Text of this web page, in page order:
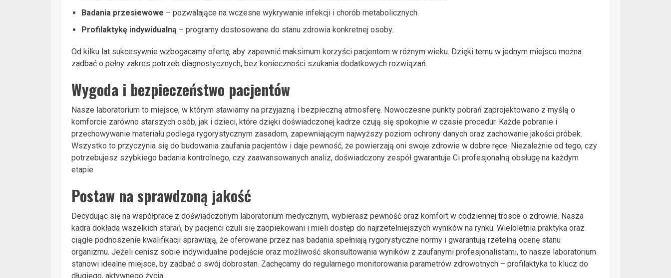
Badania przesiewowe – pozwalające na wczesne wykrywanie infekcji i chorób metabolicznych.
Profilaktykę indywidualną – programy dostosowane do stanu zdrowia konkretnej osoby.
Od kilku lat sukcesywnie wzbogacamy ofertę, aby zapewnić maksimum korzyści pacjentom w różnym wieku. Dzięki temu w jednym miejscu można
zadbać o pełny zakres potrzeb diagnostycznych, bez konieczności szukania dodatkowych rozwiązań.
Wygoda i bezpieczeństwo pacjentów
Nasze laboratorium to miejsce, w którym stawiamy na przyjazną i bezpieczną atmosferę. Nowoczesne punkty pobrań zaprojektowano z myślą o
komforcie zarówno starszych osób, jak i dzieci, które dzięki doświadczonej kadrze czują się spokojnie w czasie procedur. Każde pobranie i
przechowywanie materiału podlega rygorystycznym zasadom, zapewniającym najwyższy poziom ochrony danych oraz zachowanie jakości próbek.
Wszystko to przyczynia się do budowania zaufania pacjentów i daje pewność, że powierzają oni swoje zdrowie w dobre ręce. Niezależnie od tego, czy
potrzebujesz szybkiego badania kontrolnego, czy zaawansowanych analiz, doświadczony zespół gwarantuje Ci profesjonalną obsługę na każdym
etapie.
Postaw na sprawdzoną jakość
Decydując się na współpracę z doświadczonym laboratorium medycznym, wybierasz pewność oraz komfort w codziennej trosce o zdrowie. Nasza
kadra dokłada wszelkich starań, by pacjenci czuli się zaopiekowani i mieli dostęp do najrzetelniejszych wyników na rynku. Wieloletnia praktyka oraz
ciągłe podnoszenie kwalifikacji sprawiają, że oferowane przez nas badania spełniają rygorystyczne normy i gwarantują rzetelną ocenę stanu
organizmu. Jeżeli cenisz sobie indywidualne podejście oraz możliwość skonsultowania wyników z zaufanymi profesjonalistami, to nasze laboratorium
stanowi idealne miejsce, by zadbać o swój dobrostan. Zachęcamy do regularnego monitorowania parametrów zdrowotnych – profilaktyka to klucz do
długiego, aktywnego życia.